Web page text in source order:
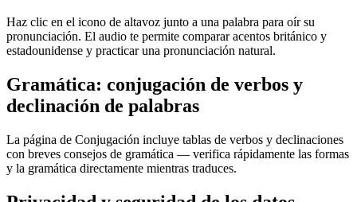
Haz clic en el icono de altavoz junto a una palabra para oír su
pronunciación. El audio te permite comparar acentos británico y
estadounidense y practicar una pronunciación natural.
Gramática: conjugación de verbos y
declinación de palabras
La página de Conjugación incluye tablas de verbos y declinaciones
con breves consejos de gramática — verifica rápidamente las formas
y la gramática directamente mientras traduces.